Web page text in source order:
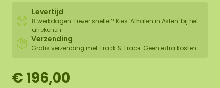
Levertijd
8 werkdagen. Liever sneller? Kies 'Afhalen in Asten' bij het
afrekenen.
Verzending
Gratis verzending met Track & Trace. Geen extra kosten
€ 196,00